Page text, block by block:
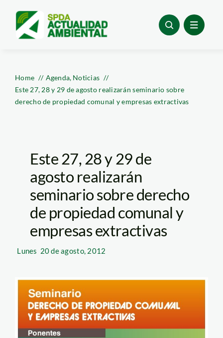
content
Home Agenda Noticias
Este 27, 28 y 29 de agosto realizarán seminario sobre
derecho de propiedad comunal y empresas extractivas
Este 27, 28 y 29 de
agosto realizarán
seminario sobre derecho
de propiedad comunal y
empresas extractivas
Lunes 20 de agosto, 2012